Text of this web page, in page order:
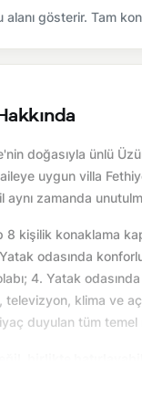
gösterir. Tam
doğasıyla ünlü
uygun villa
aynı zamanda
8 kişilik konaklama
odasında
4. Yatak
klima ve
duyulan tüm
bulunmuş